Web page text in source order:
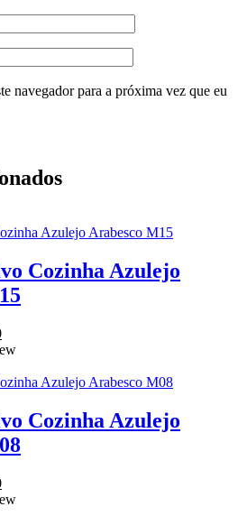
navegador para a próxima vez que eu
Cozinha Azulejo
O
preço
é:
Cozinha Azulejo
O
preço